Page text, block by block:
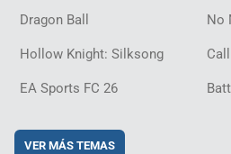
Dragon Ball No
Hollow Knight: Silksong
EA Sports FC 26
VER MÁS TEMAS